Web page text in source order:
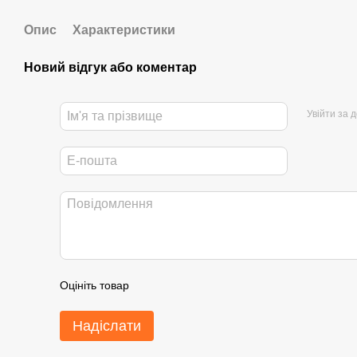
Опис Характеристики
Новий відгук або коментар
Увійти за
Оцініть товар
Надіслати